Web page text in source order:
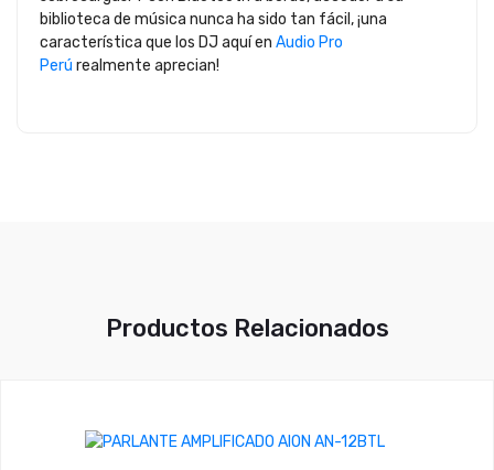
biblioteca de música nunca ha sido tan fácil, ¡una
característica que los DJ aquí en Audio Pro
Perú realmente aprecian!
Productos Relacionados